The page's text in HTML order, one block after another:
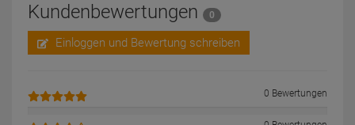
Kundenbewertungen 0
Einloggen und Bewertung schreiben
0 Bewertungen